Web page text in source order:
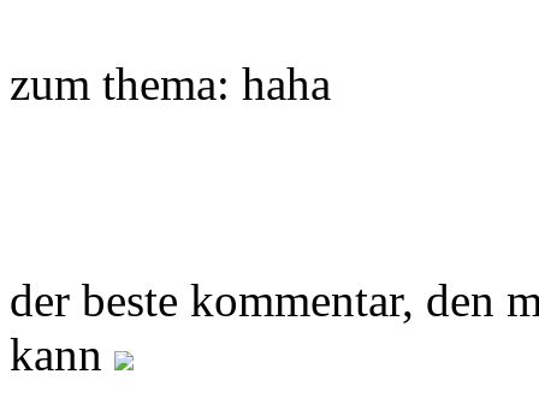
zum thema: haha
der beste kommentar, den
kann